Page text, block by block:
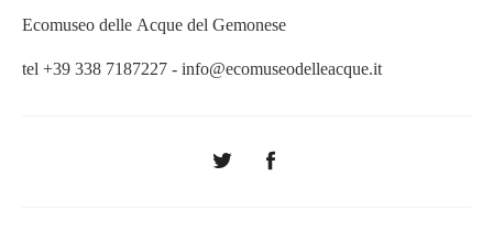
Ecomuseo delle Acque del Gemonese
tel +39 338 7187227 ‐ info@ecomuseodelleacque.it